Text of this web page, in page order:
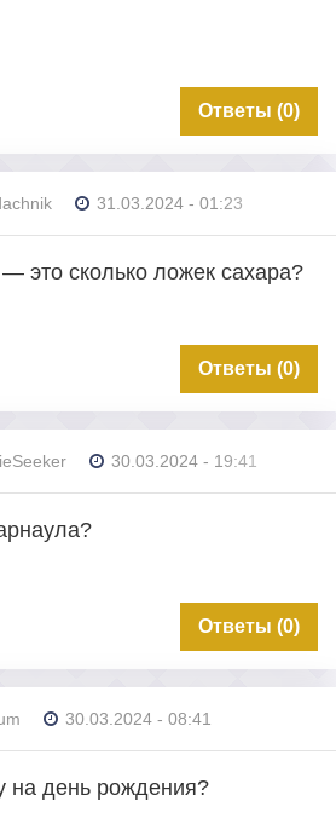
Ответы (0)
31.03.2024 - 01:23
это сколько ложек сахара?
Ответы (0)
30.03.2024 - 19:41
Ответы (0)
30.03.2024 - 08:41
на день рождения?